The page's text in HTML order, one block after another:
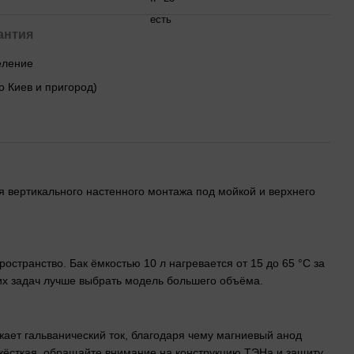
есть
Киев и пригород)
настенного монтажа под мойкой и верхнего
Бак ёмкостью 10 л нагревается от 15 до 65 °C за
задач лучше выбрать модель большего объёма.
гальванический ток, благодаря чему магниевый анод